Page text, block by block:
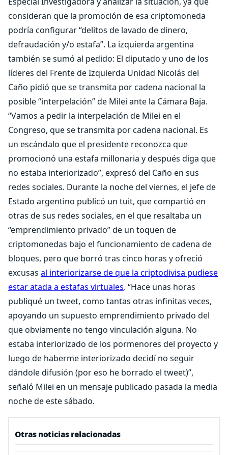
consideran que la promoción de esa criptomoneda
podría configurar “delitos de lavado de dinero,
defraudación y/o estafa”. La izquierda argentina
también se sumó al pedido: El diputado y uno de los
líderes del Frente de Izquierda Unidad Nicolás del
Caño pidió que se transmita por cadena nacional la
posible “interpelación” de Milei ante la Cámara Baja.
“Vamos a pedir la interpelación de Milei en el
Congreso, que se transmita por cadena nacional. Es
un escándalo que el presidente reconozca que
promocionó una estafa millonaria y después diga que
no estaba interiorizado”, expresó del Caño en sus
redes sociales. Durante la noche del viernes, el jefe de
Estado argentino publicó un tuit, que compartió en
otras de sus redes sociales, en el que resaltaba un
“emprendimiento privado” de un toquen de
criptomonedas bajo el funcionamiento de cadena de
bloques, pero que borró tras cinco horas y ofreció
excusas al interiorizarse de que la criptodivisa pudiese
estar atada a estafas virtuales. “Hace unas horas
publiqué un tweet, como tantas otras infinitas veces,
apoyando un supuesto emprendimiento privado del
que obviamente no tengo vinculación alguna. No
estaba interiorizado de los pormenores del proyecto y
luego de haberme interiorizado decidí no seguir
dándole difusión (por eso he borrado el tweet)”,
señaló Milei en un mensaje publicado pasada la media
noche de este sábado.
Otras noticias relacionadas